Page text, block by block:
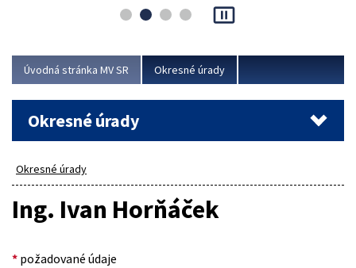
asociácie poisťovní (SLASPO) a Ministerstva vnútra SR.
Viac
pause_presentation
Úvodná stránka MV SR Okresné úrady
Okresné úrady
Okresné úrady
Ing. Ivan Horňáček
* požadované údaje